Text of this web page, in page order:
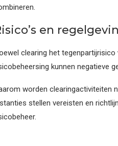
en
clearing het
kunnen negatieve
worden clearingactiviteiten
stellen vereisten en